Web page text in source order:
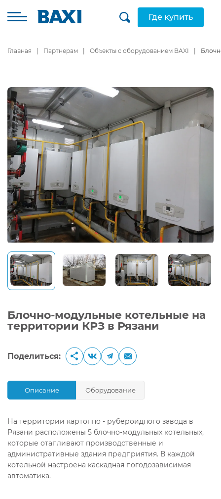
Где купить
Главная Партнерам Объекты с оборудованием BAXI
Блочно-модульные котельные на
территории КРЗ в Рязани
Поделиться:
Описание Оборудование
На территории картонно - рубероидного завода в
Рязани расположены 5 блочно-модульных котельных,
которые отапливают производственные и
административные здания предприятия. В каждой
котельной настроена каскадная погодозависимая
автоматика.